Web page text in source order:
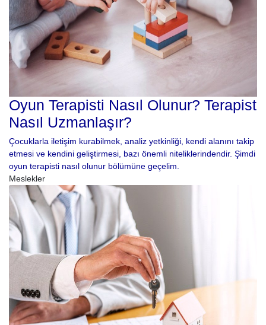
Oyun Terapisti Nasıl Olunur? Terapist
Nasıl Uzmanlaşır?
Çocuklarla iletişim kurabilmek, analiz yetkinliği, kendi alanını takip
etmesi ve kendini geliştirmesi, bazı önemli niteliklerindendir. Şimdi
oyun terapisti nasıl olunur bölümüne geçelim.
Meslekler